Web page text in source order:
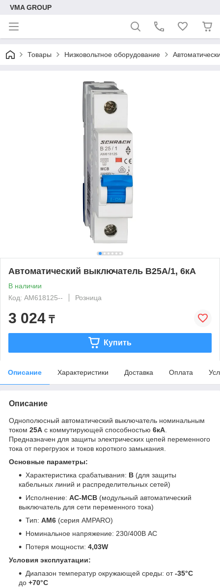
VMA GROUP
Товары Низковольтное оборудование
Автоматический выключатель B25А/1, 6кА
В наличии
Код: AM618125--
Розница
3 024 ₸
Купить
Описание Характеристики Доставка Оплата
Описание
Однополюсный автоматический выключатель номинальным
током 25А с коммутирующей способностью 6кА
Предназначен для защиты электрических цепей переменного
тока от перегрузок и токов короткого замыкания.
Основные параметры:
Характеристика срабатывания: B (для защиты
кабельных линий и распределительных сетей)
Исполнение: AC-MCB (модульный автоматический
выключатель для сети переменного тока)
Тип: AM6 (серия AMPARO)
Номинальное напряжение: 230/400В AC
Потеря мощности: 4,03W
Условия эксплуатации:
Диапазон температур окружающей среды: от-35°C
до +70°C